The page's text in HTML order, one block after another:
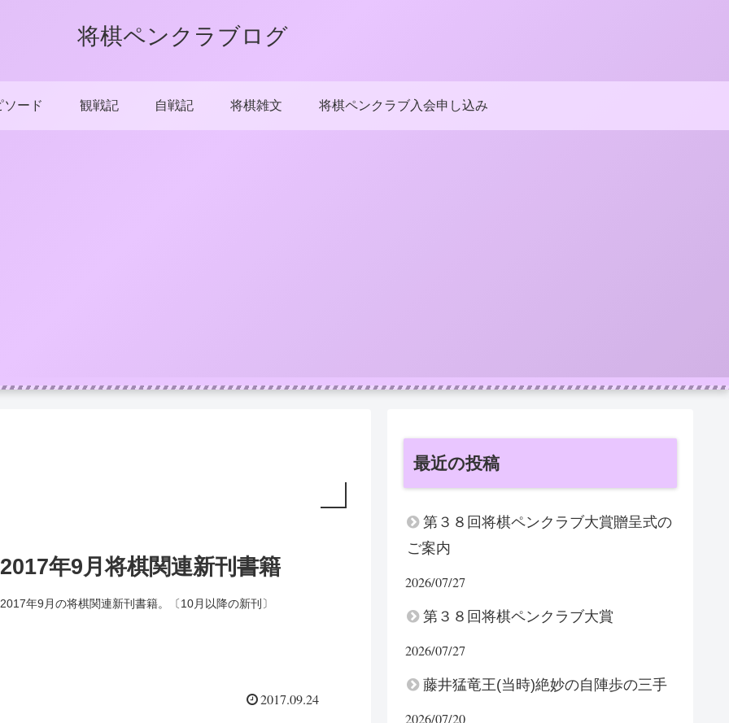
将棋ペンクラブログ
ソード 観戦記 自戦記 将棋雑文 将棋ペンクラブ入会申し込み
2017年9月将棋関連新刊書籍
2017年9月の将棋関連新刊書籍。〔10月以降の新刊〕
2017.09.24
最近の投稿
第３８回将棋ペンクラブ大賞贈呈式の
ご案内
2026/07/27
第３８回将棋ペンクラブ大賞
2026/07/27
藤井猛竜王(当時)絶妙の自陣歩の三手
2026/07/20